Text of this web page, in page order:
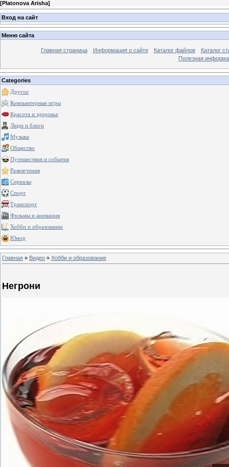
[Platonova Arisha]
Вход на сайт
Меню сайта
Главная страница Информация о сайте Каталог файлов
Каталог
Полезная
Categories
Другое
Компьютерные игры
Красота и здоровье
Люди и блоги
Музыка
Общество
Путешествия и события
Развлечения
Сериалы
Спорт
Транспорт
Фильмы и анимация
Хобби и образование
Юмор
Главная » Видео » Хобби и образование
Негрони